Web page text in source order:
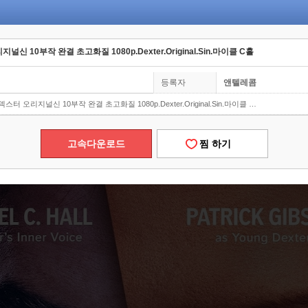
지널신 10부작 완결 초고화질 1080p.Dexter.Original.Sin.마이클 C홀
등록자 앤텔레콤
터 오리지널신 10부작 완결 초고화질 1080p.Dexter.Original.Sin.마이클 C홀
고속다운로드 찜 하기